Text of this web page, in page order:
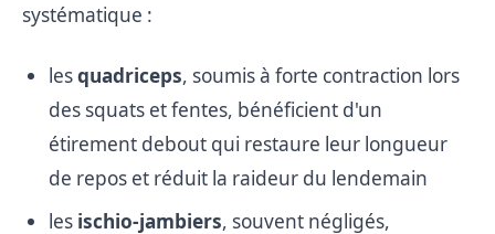
systématique :
lesquadriceps, soumis à forte contraction lors
des squats et fentes, bénéficient d'un
étirement debout qui restaure leur longueur
de repos et réduit la raideur du lendemain
les ischio-jambiers, souvent négligés,